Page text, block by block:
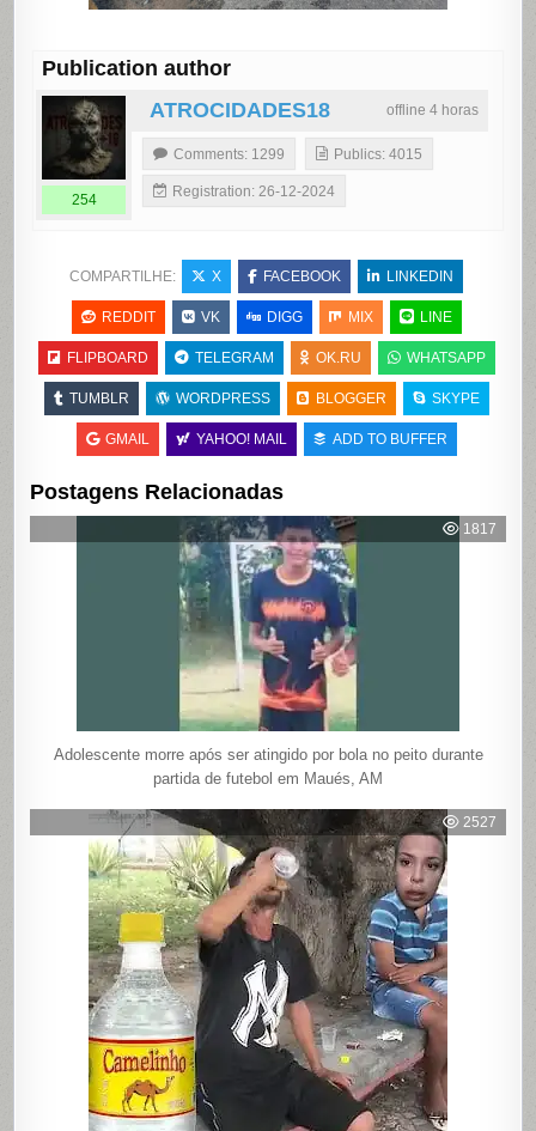
Publication author
offline 4 horas
ATROCIDADES18
254
Comments: 1299 Publics: 4015
Registration: 26-12-2024
COMPARTILHE: X FACEBOOK LINKEDIN
REDDIT VK DIGG MIX LINE
FLIPBOARD TELEGRAM OK.RU WHATSAPP
TUMBLR WORDPRESS BLOGGER SKYPE
GMAIL YAHOO! MAIL ADD TO BUFFER
Postagens Relacionadas
1817
Adolescente morre após ser atingido por bola no peito durante
partida de futebol em Maués, AM
2527